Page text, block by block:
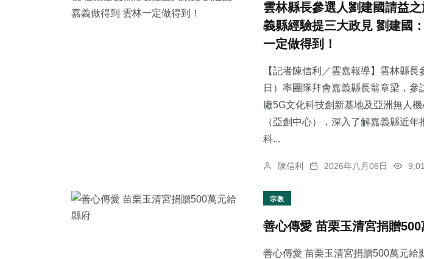
雲林縣長參選人劉建國請益
義縣經驗提三大政見 劉建國
一定做得到！
【記者陳信利／雲嘉報導】雲林縣
日）率團隊拜會嘉義縣長翁章梁，參
廠5G文化科技創新基地及亞洲無人
（亞創中心），深入了解嘉義縣近
科...
陳信利 2026年八月06日
宗教
善心傳愛 苗栗玉清宮捐贈
善心傳愛 苗栗玉清宮捐贈500萬元給